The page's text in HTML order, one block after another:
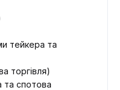
тейкера та
торгівля)
та спотова